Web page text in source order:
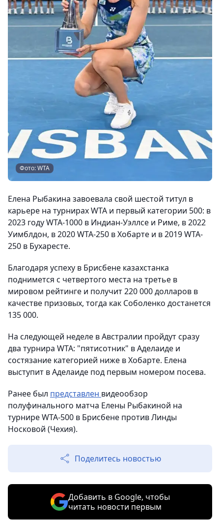
Фото: WTA
Елена Рыбакина завоевала свой шестой титул в
карьере на турнирах WTA и первый категории 500: в
2023 году WTA-1000 в Индиан-Уэллсе и Риме, в 2022
Уимблдон, в 2020 WTA-250 в Хобарте и в 2019 WTA-
250 в Бухаресте.
Благодаря успеху в Брисбене казахстанка
поднимется с четвертого места на третье в
мировом рейтинге и получит 220 000 долларов в
качестве призовых, тогда как Соболенко достанется
135 000.
На следующей неделе в Австралии пройдут сразу
два турнира WTA: "пятисотник" в Аделаиде и
состязание категорией ниже в Хобарте. Елена
выступит в Аделаиде под первым номером посева.
Ранее был представлен видеообзор
полуфинального матча Елены Рыбакиной на
турнире WTA-500 в Брисбене против Линды
Носковой (Чехия).
Поделитесь новостью
Добавить в Google, чтобы
читать новости первым